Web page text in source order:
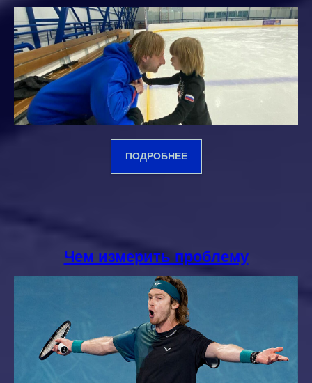
ПОДРОБНЕЕ
Чем измерить проблему